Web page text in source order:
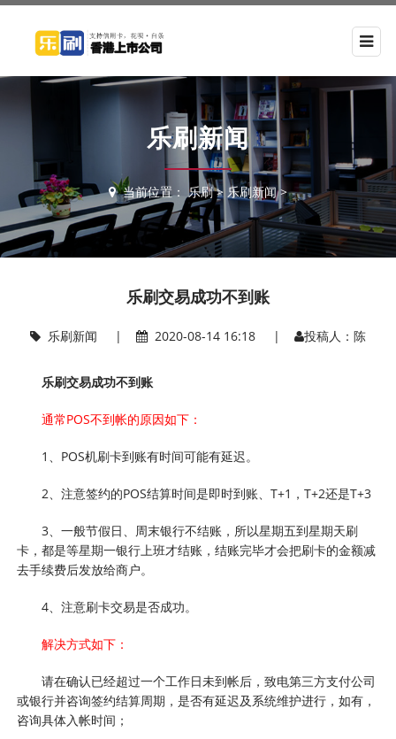
乐刷新闻
当前位置： 乐刷> 乐刷新闻>
乐刷交易成功不到账
乐刷新闻 | 2020-08-14 16:18 | 投稿人：陈
乐刷交易成功不到账
通常POS不到帐的原因如下：
1、POS机刷卡到账有时间可能有延迟。
2、注意签约的POS结算时间是即时到账、T+1，T+2还是T+3
3、一般节假日、周末银行不结账，所以星期五到星期天刷
卡，都是等星期一银行上班才结账，结账完毕才会把刷卡的金额减
去手续费后发放给商户。
4、注意刷卡交易是否成功。
解决方式如下：
请在确认已经超过一个工作日未到帐后，致电第三方支付公司
或银行并咨询签约结算周期，是否有延迟及系统维护进行，如有，
咨询具体入帐时间；